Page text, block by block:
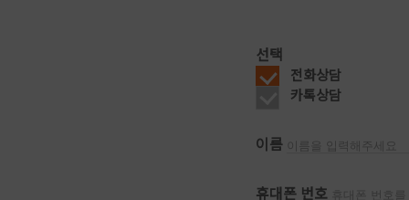
선택
전화상담
카톡상담
이름
휴대폰 번호